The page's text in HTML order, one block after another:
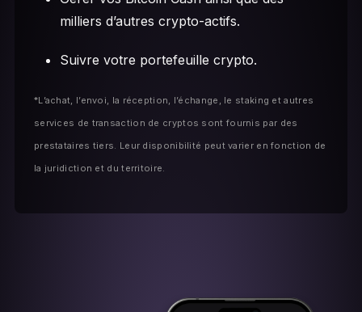
milliers d’autres crypto-actifs.
Suivre votre portefeuille crypto.
*L’achat, l’envoi, la réception, l’échange, le staking et autres
services de transaction de cryptos sont fournis par des
prestataires tiers. Leur disponibilité peut varier en fonction de
la juridiction et du territoire.